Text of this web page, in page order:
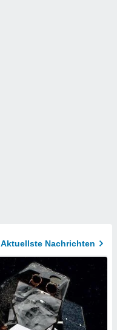
Aktuellste Nachrichten